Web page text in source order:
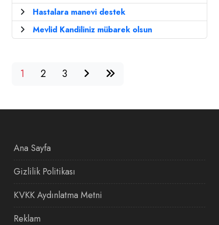
Hastalara manevi destek
Mevlid Kandiliniz mübarek olsun
1 2 3
Ana Sayfa
Gizlilik Politikası
KVKK Aydınlatma Metni
Reklam